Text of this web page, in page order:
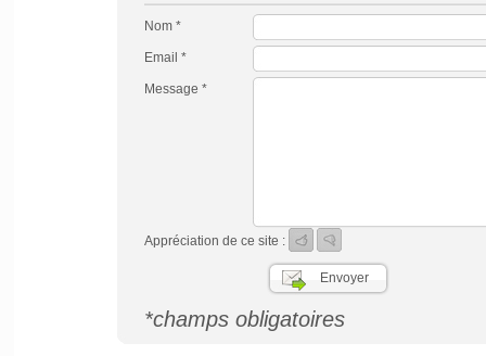
Nom *
Email *
Message *
Appréciation de ce site :
*champs obligatoires